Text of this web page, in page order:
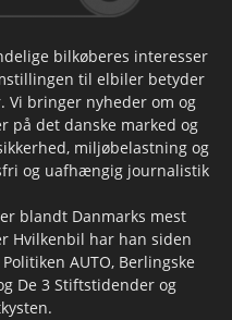
bilkøberes interesser
til elbiler betyder
bringer nyheder om og
på det danske marked og
miljøbelastning og
og uafhængig journalistik
blandt Danmarks mest
Hvilkenbil har han siden
AUTO, Berlingske
De 3 Stiftstidender og